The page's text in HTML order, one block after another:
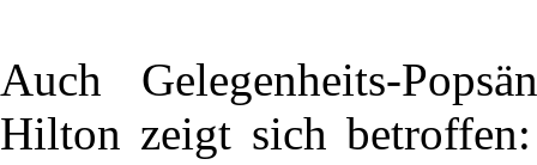
Auch Gelegenheits-
Hilton zeigt sich